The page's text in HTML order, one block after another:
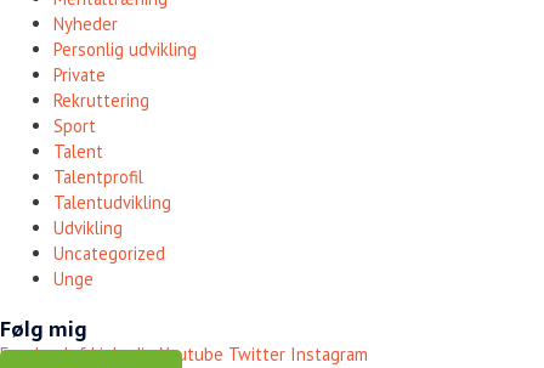
Nyheder
Personlig udvikling
Private
Rekruttering
Sport
Talent
Talentprofil
Talentudvikling
Udvikling
Uncategorized
Unge
Følg mig
Facebook-f Linkedin Youtube Twitter Instagram